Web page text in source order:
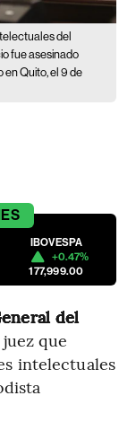
del
fue asesinado
en Quito, el 9 de
IBOVESPA
+0.47%
177,999.00
del
que
intelectuales